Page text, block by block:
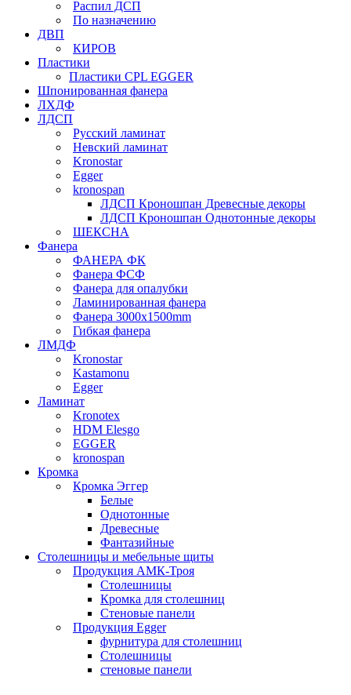
Распил ДСП
По назначению
ДВП
КИРОВ
Пластики
Пластики CPL EGGER
Шпонированная фанера
ЛХДФ
ЛДСП
Русский ламинат
Невский ламинат
Kronostar
Egger
kronospan
ЛДСП Кроношпан Древесные декоры
ЛДСП Кроношпан Однотонные декоры
ШЕКСНА
Фанера
ФАНЕРА ФК
Фанера ФСФ
Фанера для опалубки
Ламинированная фанера
Фанера 3000х1500mm
Гибкая фанера
ЛМДФ
Kronostar
Kastamonu
Egger
Ламинат
Kronotex
HDM Elesgo
EGGER
kronospan
Кромка
Кромка Эггер
Белые
Однотонные
Древесные
Фантазийные
Столешницы и мебельные щиты
Продукция АМК-Троя
Столешницы
Кромка для столешниц
Стеновые панели
Продукция Egger
фурнитура для столешниц
Столешницы
стеновые панели